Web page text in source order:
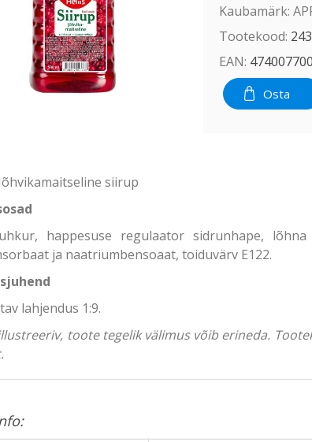
Kaubamärk:
Tootekood:
EAN:
Osta
siirup
happesuse regulaator sidrunhape, lõhna
ja naatriumbensoaat, toiduvärv E122.
lahjendus 1:9.
toote tegelik välimus võib erineda.